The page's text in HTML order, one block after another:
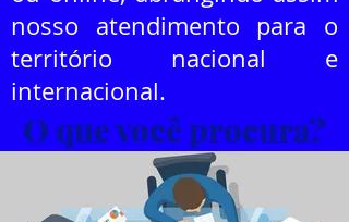
nosso atendimento para o
território nacional e
internacional.
O que você procura?